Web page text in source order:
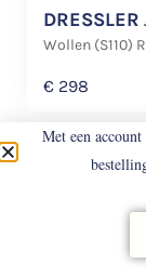
DRESSLER
Wollen (S110)
€ 298
Met een